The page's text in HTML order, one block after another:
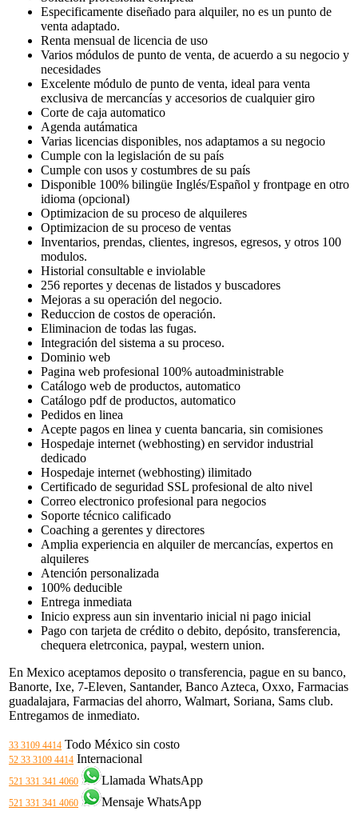
Especificamente diseñado para alquiler, no es un punto de
venta adaptado.
Renta mensual de licencia de uso
Varios módulos de punto de venta, de acuerdo a su negocio y
necesidades
Excelente módulo de punto de venta, ideal para venta
exclusiva de mercancías y accesorios de cualquier giro
Corte de caja automatico
Agenda autámatica
Varias licencias disponibles, nos adaptamos a su negocio
Cumple con la legislación de su país
Cumple con usos y costumbres de su país
Disponible 100% bilingüe Inglés/Español y frontpage en otro
idioma (opcional)
Optimizacion de su proceso de alquileres
Optimizacion de su proceso de ventas
Inventarios, prendas, clientes, ingresos, egresos, y otros 100
modulos.
Historial consultable e inviolable
256 reportes y decenas de listados y buscadores
Mejoras a su operación del negocio.
Reduccion de costos de operación.
Eliminacion de todas las fugas.
Integración del sistema a su proceso.
Dominio web
Pagina web profesional 100% autoadministrable
Catálogo web de productos, automatico
Catálogo pdf de productos, automatico
Pedidos en linea
Acepte pagos en linea y cuenta bancaria, sin comisiones
Hospedaje internet (webhosting) en servidor industrial
dedicado
Hospedaje internet (webhosting) ilimitado
Certificado de seguridad SSL profesional de alto nivel
Correo electronico profesional para negocios
Soporte técnico calificado
Coaching a gerentes y directores
Amplia experiencia en alquiler de mercancías, expertos en
alquileres
Atención personalizada
100% deducible
Entrega inmediata
Inicio express aun sin inventario inicial ni pago inicial
Pago con tarjeta de crédito o debito, depósito, transferencia,
chequera eletrconica, paypal, western union.
En Mexico aceptamos deposito o transferencia, pague en su banco,
Banorte, Ixe, 7-Eleven, Santander, Banco Azteca, Oxxo, Farmacias
guadalajara, Farmacias del ahorro, Walmart, Soriana, Sams club.
Entregamos de inmediato.
33 3109 4414 Todo México sin costo
52 33 3109 4414 Internacional
521 331 341 4060 Llamada WhatsApp
521 331 341 4060 Mensaje WhatsApp